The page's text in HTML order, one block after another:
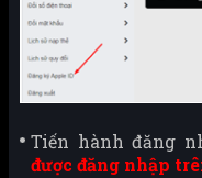
Tiến hành đăng
được đăng nhập